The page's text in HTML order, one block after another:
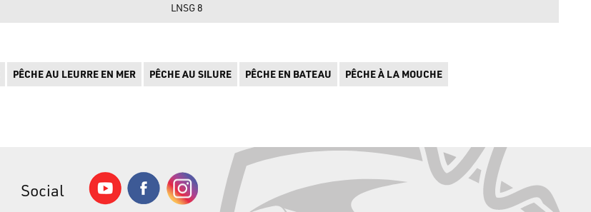
LNSG 8
PÊCHE AU LEURRE EN MER PÊCHE AU SILURE PÊCHE EN BATEAU PÊCHE À LA MOUCHE
Social